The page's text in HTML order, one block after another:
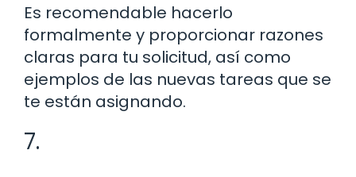
Es recomendable hacerlo
formalmente y proporcionar razones
claras para tu solicitud, así como
ejemplos de las nuevas tareas que se
te están asignando.
7.